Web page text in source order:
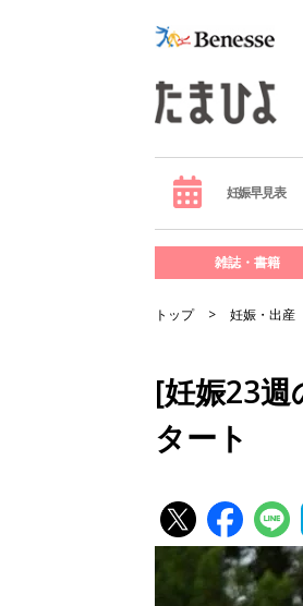
妊娠早見表
雑誌・書籍
トップ 妊娠・出産
[妊娠23
タート